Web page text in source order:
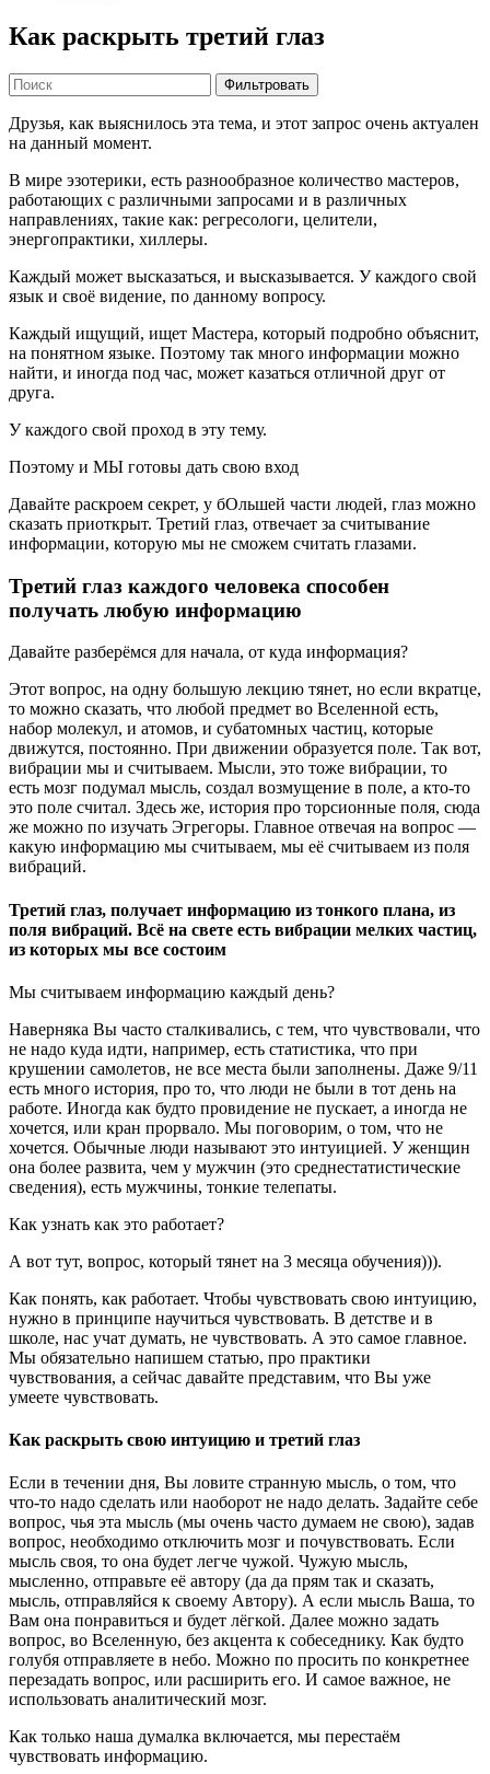
Как раскрыть третий глаз
Фильтровать
Друзья, как выяснилось эта тема, и этот запрос очень актуален
на данный момент.
В мире эзотерики, есть разнообразное количество мастеров,
работающих с различными запросами и в различных
направлениях, такие как: регресологи, целители,
энергопрактики, хиллеры.
Каждый может высказаться, и высказывается. У каждого свой
язык и своё видение, по данному вопросу.
Каждый ищущий, ищет Мастера, который подробно объяснит,
на понятном языке. Поэтому так много информации можно
найти, и иногда под час, может казаться отличной друг от
друга.
У каждого свой проход в эту тему.
Поэтому и МЫ готовы дать свою вход
Давайте раскроем секрет, у бОльшей части людей, глаз можно
сказать приоткрыт. Третий глаз, отвечает за считывание
информации, которую мы не сможем считать глазами.
Третий глаз каждого человека способен
получать любую информацию
Давайте разберёмся для начала, от куда информация?
Этот вопрос, на одну большую лекцию тянет, но если вкратце,
то можно сказать, что любой предмет во Вселенной есть,
набор молекул, и атомов, и субатомных частиц, которые
движутся, постоянно. При движении образуется поле. Так вот,
вибрации мы и считываем. Мысли, это тоже вибрации, то
есть мозг подумал мысль, создал возмущение в поле, а кто-то
это поле считал. Здесь же, история про торсионные поля, сюда
же можно по изучать Эгрегоры. Главное отвечая на вопрос —
какую информацию мы считываем, мы её считываем из поля
вибраций.
Третий глаз, получает информацию из тонкого плана, из
поля вибраций. Всё на свете есть вибрации мелких частиц,
из которых мы все состоим
Мы считываем информацию каждый день?
Наверняка Вы часто сталкивались, с тем, что чувствовали, что
не надо куда идти, например, есть статистика, что при
крушении самолетов, не все места были заполнены. Даже 9/11
есть много история, про то, что люди не были в тот день на
работе. Иногда как будто провидение не пускает, а иногда не
хочется, или кран прорвало. Мы поговорим, о том, что не
хочется. Обычные люди называют это интуицией. У женщин
она более развита, чем у мужчин (это среднестатистические
сведения), есть мужчины, тонкие телепаты.
Как узнать как это работает?
А вот тут, вопрос, который тянет на 3 месяца обучения))).
Как понять, как работает. Чтобы чувствовать свою интуицию,
нужно в принципе научиться чувствовать. В детстве и в
школе, нас учат думать, не чувствовать. А это самое главное.
Мы обязательно напишем статью, про практики
чувствования, а сейчас давайте представим, что Вы уже
умеете чувствовать.
Как раскрыть свою интуицию и третий глаз
Если в течении дня, Вы ловите странную мысль, о том, что
что-то надо сделать или наоборот не надо делать. Задайте себе
вопрос, чья эта мысль (мы очень часто думаем не свою), задав
вопрос, необходимо отключить мозг и почувствовать. Если
мысль своя, то она будет легче чужой. Чужую мысль,
мысленно, отправьте её автору (да да прям так и сказать,
мысль, отправляйся к своему Автору). А если мысль Ваша, то
Вам она понравиться и будет лёгкой. Далее можно задать
вопрос, во Вселенную, без акцента к собеседнику. Как будто
голубя отправляете в небо. Можно по просить по конкретнее
перезадать вопрос, или расширить его. И самое важное, не
использовать аналитический мозг.
Как только наша думалка включается, мы перестаём
чувствовать информацию.